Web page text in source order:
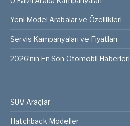
Yeni Model Arabalar ve Özellikleri
Servis Kampanyaları ve Fiyatları
2026’nın En Son Otomobil Haberleri
SUV Araçlar
Hatchback Modeller